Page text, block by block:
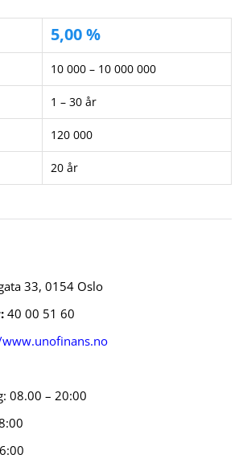
5,00 %
10 000 – 10 000 000
1 – 30 år
120 000
20 år
33, 0154 Oslo
40 00 51 60
08.00 – 20:00